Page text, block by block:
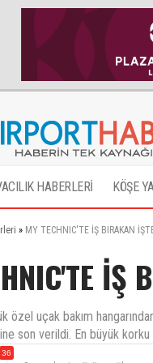
HABERLERİ KÖŞE
» MY TECHNIC'TE İŞ BIRAKAN
İŞ
özel uçak bakım
son verildi. En büyük
36